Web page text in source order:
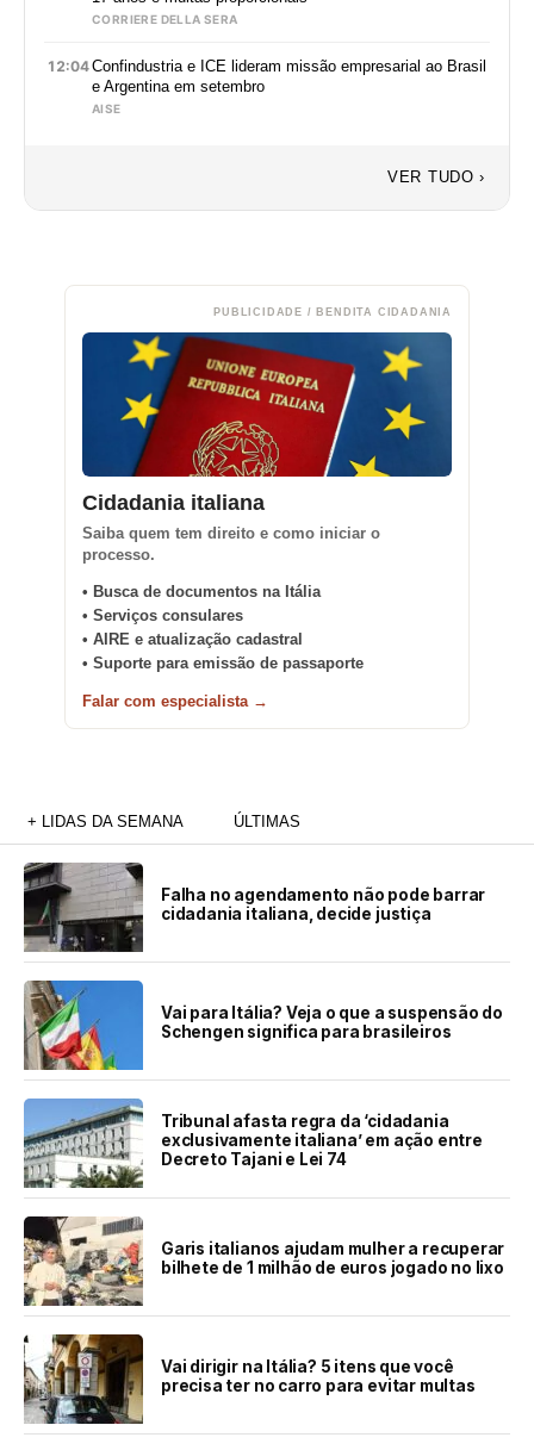
CORRIERE DELLA SERA
12:04Confindustria e ICE lideram missão empresarial ao Brasil
e Argentina em setembro
AISE
VER TUDO ›
PUBLICIDADE / BENDITA CIDADANIA
Cidadania italiana
Saiba quem tem direito e como iniciar o
processo.
• Busca de documentos na Itália
• Serviços consulares
• AIRE e atualização cadastral
• Suporte para emissão de passaporte
Falar com especialista →
+ LIDAS DA SEMANA ÚLTIMAS
Falha no agendamento não pode barrar
cidadania italiana, decide justiça
Vai para Itália? Veja o que a suspensão do
Schengen significa para brasileiros
Tribunal afasta regra da ‘cidadania
exclusivamente italiana’ em ação entre
Decreto Tajani e Lei 74
Garis italianos ajudam mulher a recuperar
bilhete de 1 milhão de euros jogado no lixo
Vai dirigir na Itália? 5 itens que você
precisa ter no carro para evitar multas